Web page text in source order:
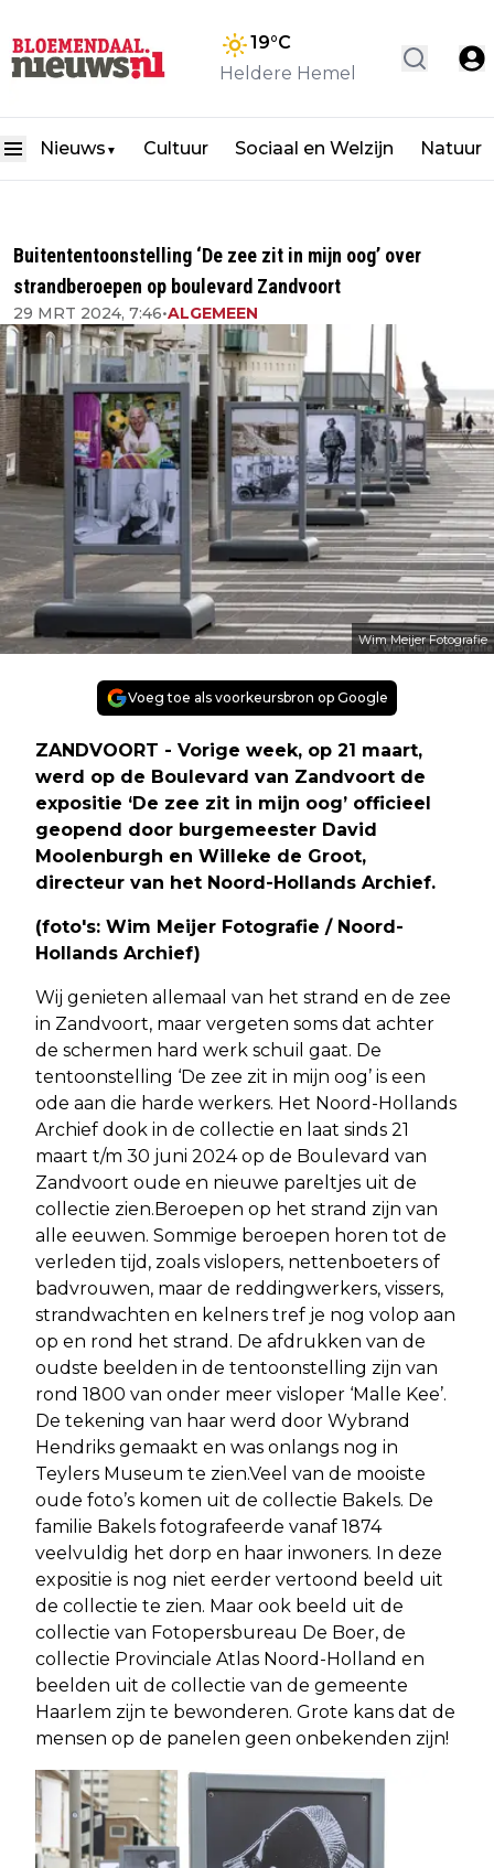
19°C
Heldere Hemel
Nieuws ▼ Cultuur Sociaal en Welzijn Natuur
Buitententoonstelling ‘De zee zit in mijn oog’ over
strandberoepen op boulevard Zandvoort
29 MRT 2024, 7:46•ALGEMEEN
Wim Meijer Fotografie
Voeg toe als voorkeursbron op Google
ZANDVOORT - Vorige week, op 21 maart,
werd op de Boulevard van Zandvoort de
expositie ‘De zee zit in mijn oog’ officieel
geopend door burgemeester David
Moolenburgh en Willeke de Groot,
directeur van het Noord-Hollands Archief.
(foto's: Wim Meijer Fotografie / Noord-
Hollands Archief)
Wij genieten allemaal van het strand en de zee
in Zandvoort, maar vergeten soms dat achter
de schermen hard werk schuil gaat. De
tentoonstelling ‘De zee zit in mijn oog’ is een
ode aan die harde werkers. Het Noord-Hollands
Archief dook in de collectie en laat sinds 21
maart t/m 30 juni 2024 op de Boulevard van
Zandvoort oude en nieuwe pareltjes uit de
collectie zien.Beroepen op het strand zijn van
alle eeuwen. Sommige beroepen horen tot de
verleden tijd, zoals vislopers, nettenboeters of
badvrouwen, maar de reddingwerkers, vissers,
strandwachten en kelners tref je nog volop aan
op en rond het strand. De afdrukken van de
oudste beelden in de tentoonstelling zijn van
rond 1800 van onder meer visloper ‘Malle Kee’.
De tekening van haar werd door Wybrand
Hendriks gemaakt en was onlangs nog in
Teylers Museum te zien.Veel van de mooiste
oude foto’s komen uit de collectie Bakels. De
familie Bakels fotografeerde vanaf 1874
veelvuldig het dorp en haar inwoners. In deze
expositie is nog niet eerder vertoond beeld uit
de collectie te zien. Maar ook beeld uit de
collectie van Fotopersbureau De Boer, de
collectie Provinciale Atlas Noord-Holland en
beelden uit de collectie van de gemeente
Haarlem zijn te bewonderen. Grote kans dat de
mensen op de panelen geen onbekenden zijn!